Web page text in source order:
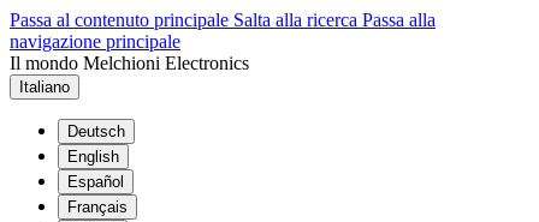
Passa al contenuto principale Salta alla ricerca Passa alla
navigazione principale
Il mondo Melchioni Electronics
Italiano
Deutsch
English
Español
Français